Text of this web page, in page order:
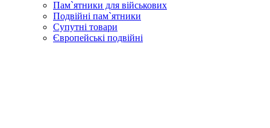
Пам`ятники для військових
Подвійні пам`ятники
Супутні товари
Європейські подвійні